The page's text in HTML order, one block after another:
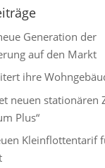
Generation der
auf den Markt
ihre
neuen stationären
Plus“
Kleinflottentarif